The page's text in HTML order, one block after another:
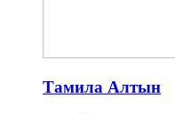
Тамила Алтын